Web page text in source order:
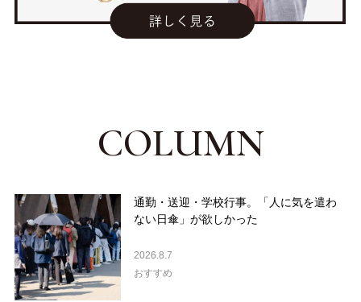
COLUMN
通勤・送迎・学校行事。「人に気を遣わ
ない日傘」が欲しかった
2026.8.7
おすすめ